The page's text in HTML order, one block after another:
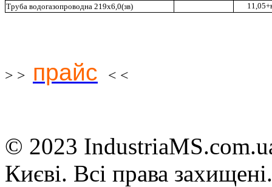
Труба водогазопроводна 219х6,0(зв)
> > прайс < <
© 2023
Києві. Всі права захищені.